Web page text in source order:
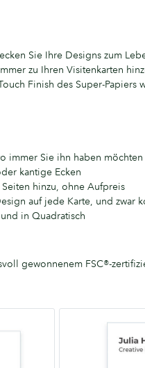
Sie Ihre Designs zum
zu Ihren Visitenkarten
Finish des Super-Papiers
immer Sie ihn haben möchten
kantige Ecken
hinzu, ohne Aufpreis
auf jede Karte, und zwar
in Quadratisch
gewonnenem FSC®-